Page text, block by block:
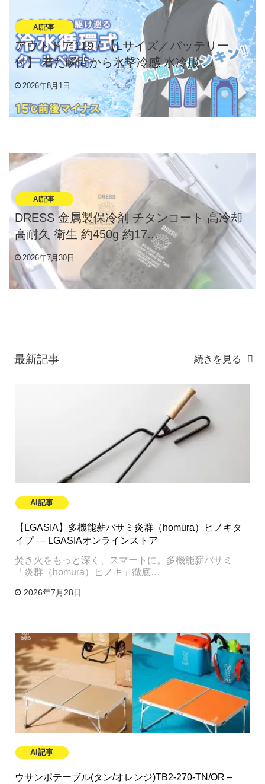
AI記事
アウトドア119 / 【Lサイズ／バッテリー
付】 着た瞬間から氷撃冷感 水冷服 ...
2026年8月1日
AI記事
DRESS 金属製保冷剤 チタンコート 高冷却
高耐久 衛生 約450g 約17...
2026年7月30日
最新記事 続きを見る
AI記事
【LGASIA】多機能薪バサミ炎群（homura）ヒノキタ
イプ — LGASIAオンラインストア
焚き火をもっと深く、スマートに。多機能薪バサミ
「炎群（homura）ヒノキ」徹底…
2026年7月28日
AI記事
ウサンポテーブル(タン/オレンジ)TB2-270-TN/OR –